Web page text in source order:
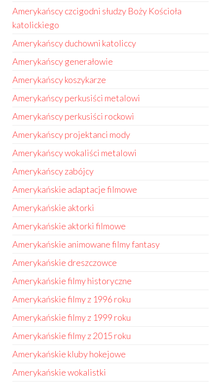
Amerykańscy czcigodni słudzy Boży Kościoła
katolickiego
Amerykańscy duchowni katoliccy
Amerykańscy generałowie
Amerykańscy koszykarze
Amerykańscy perkusiści metalowi
Amerykańscy perkusiści rockowi
Amerykańscy projektanci mody
Amerykańscy wokaliści metalowi
Amerykańscy zabójcy
Amerykańskie adaptacje filmowe
Amerykańskie aktorki
Amerykańskie aktorki filmowe
Amerykańskie animowane filmy fantasy
Amerykańskie dreszczowce
Amerykańskie filmy historyczne
Amerykańskie filmy z 1996 roku
Amerykańskie filmy z 1999 roku
Amerykańskie filmy z 2015 roku
Amerykańskie kluby hokejowe
Amerykańskie wokalistki